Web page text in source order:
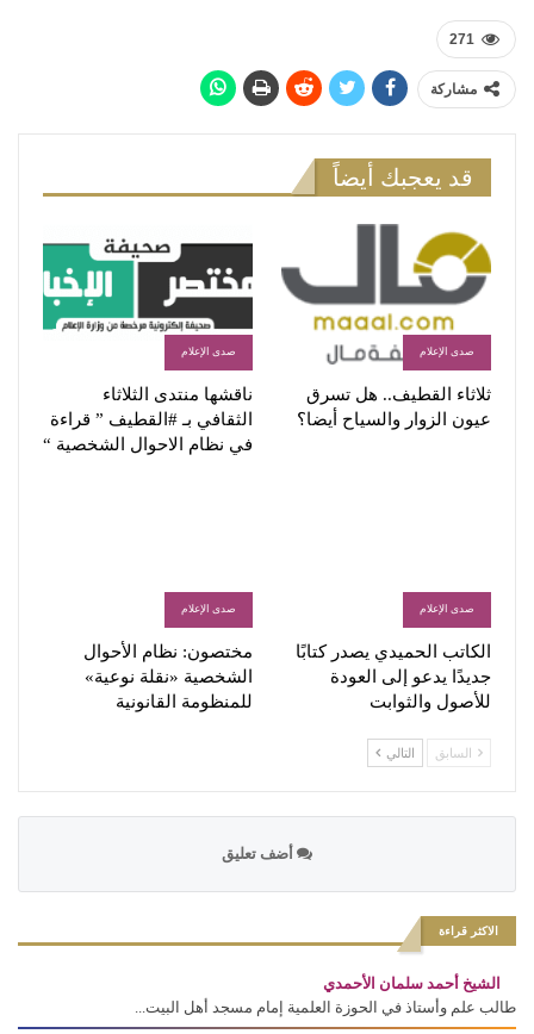
271
مشاركة
قد يعجبك أيضاً
صدى الإعلام
ثلاثاء القطيف.. هل تسرق
عيون الزوار والسياح أيضا؟
صدى الإعلام
ناقشها منتدى الثلاثاء
الثقافي بـ #القطيف ” قراءة
في نظام الاحوال الشخصية “
صدى الإعلام
الكاتب الحميدي يصدر كتابًا
جديدًا يدعو إلى العودة
للأصول والثوابت
صدى الإعلام
مختصون: نظام الأحوال
الشخصية «نقلة نوعية»
للمنظومة القانونية
السابق التالي
أضف تعليق
الاكثر قراءة
الشيخ أحمد سلمان الأحمدي
طالب علم وأستاذ في الحوزة العلمية إمام مسجد أهل البيت...